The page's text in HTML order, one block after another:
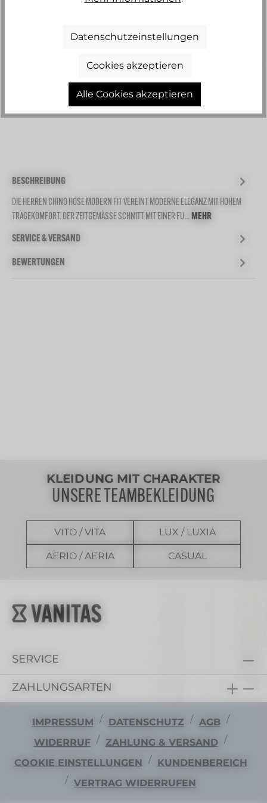
(Diese Option ist zurzeit nicht verfügbar.)
(Diese Option ist zurzeit nicht verfügbar.)
(Diese Option ist zurzeit nicht verfügbar.)
(Diese Option ist zurzeit nicht
(Diese Option ist zurzeit
(Diese Option ist
(Diese Option ist zurzeit nicht verfügbar.)
Produkt Anzahl: Gib den
IN DEN WARENKORB
Zum Merkzettel hinzufügen
BESCHREIBUNG
DIE HERREN CHINO HOSE MODERN FIT VEREINT MODERNE ELEGANZ MIT HOHEM
TRAGEKOMFORT. DER ZEITGEMÄSSE SCHNITT MIT EINER FU… MEHR
SERVICE & VERSAND
BEWERTUNGEN
KLEIDUNG MIT CHARAKTER
UNSERE TEAMBEKLEIDUNG
VITO / VITA LUX / LUXIA
AERIO / AERIA CASUAL
SERVICE
ZAHLUNGSARTEN
IMPRESSUM / DATENSCHUTZ / AGB /
WIDERRUF / ZAHLUNG & VERSAND /
COOKIE EINSTELLUNGEN /
KUNDENBEREICH
/ VERTRAG WIDERRUFEN
Datenschutzeinstellungen
Cookies akzeptieren
Alle Cookies akzeptieren